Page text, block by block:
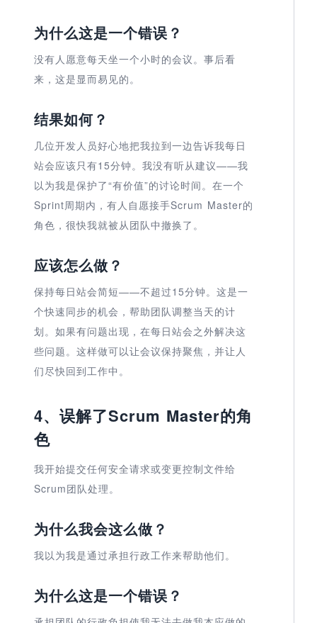
为什么这是一个错误？
没有人愿意每天坐一个小时的会议。事后看
来，这是显而易见的。
结果如何？
几位开发人员好心地把我拉到一边告诉我每日
站会应该只有15分钟。我没有听从建议——我
以为我是保护了“有价值”的讨论时间。在一个
Sprint周期内，有人自愿接手Scrum Master的
角色，很快我就被从团队中撤换了。
应该怎么做？
保持每日站会简短——不超过15分钟。这是一
个快速同步的机会，帮助团队调整当天的计
划。如果有问题出现，在每日站会之外解决这
些问题。这样做可以让会议保持聚焦，并让人
们尽快回到工作中。
4、误解了Scrum Master的角
色
我开始提交任何安全请求或变更控制文件给
Scrum团队处理。
为什么我会这么做？
我以为我是通过承担行政工作来帮助他们。
为什么这是一个错误？